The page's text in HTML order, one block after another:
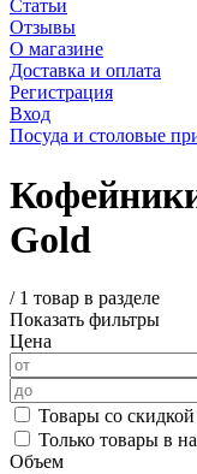
Статьи
Отзывы
О магазине
Доставка и оплата
Регистрация
Вход
Посуда и столовые
Gold
/ 1 товар в разделе
Показать фильтры
Цена
Товары со скидкой
Только товары в
Объем